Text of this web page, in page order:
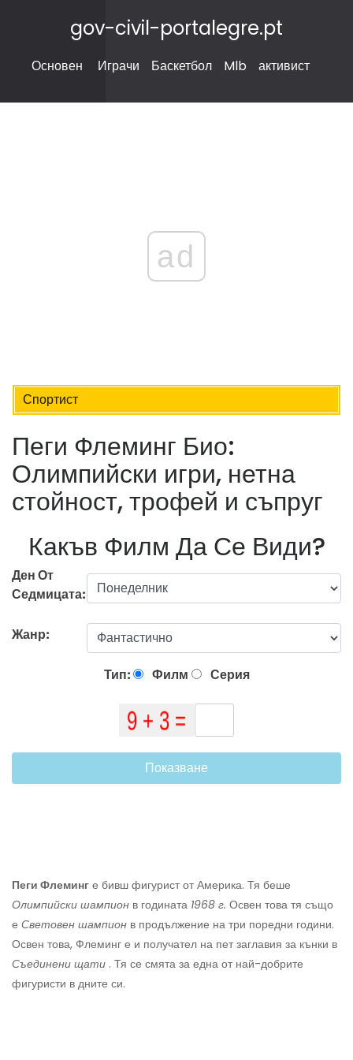
gov-civil-portalegre.pt
Основен Играчи Баскетбол Mlb активист
ad
Спортист
Пеги Флеминг Био:
Олимпийски игри, нетна
стойност, трофей и съпруг
Какъв Филм Да Се Види?
Ден От
Седмицата:
Жанр:
Тип: Филм Серия
Показване
Пеги Флеминг е бивш фигурист от Америка. Тя беше
Олимпийски шампион в годината 1968 г. Освен това тя също
е Световен шампион в продължение на три поредни години.
Освен това, Флеминг е и получател на пет заглавия за кънки в
Съединени щати . Тя се смята за една от най-добрите
фигуристи в дните си.